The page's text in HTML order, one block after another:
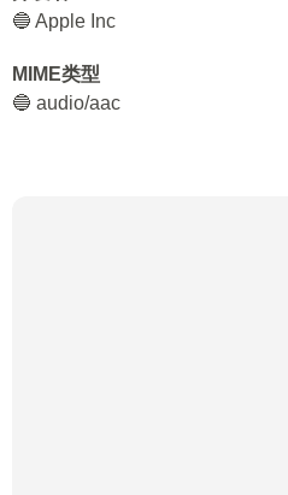
🔵 Apple Inc
MIME类型
🔵 audio/aac